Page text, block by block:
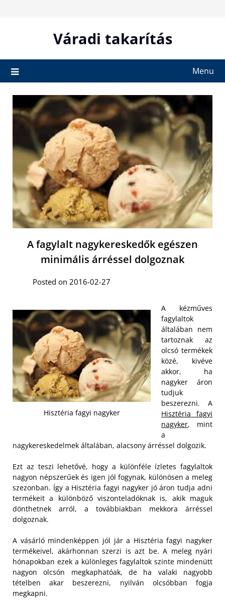
Váradi takarítás
Menu
A fagylalt nagykereskedők egészen
minimális árréssel dolgoznak
Posted on 2016-02-27
Hisztéria fagyi nagyker
A kézműves
fagylaltok
általában nem
tartoznak az
olcsó termékek
közé, kivéve
akkor, ha
nagyker áron
tudjuk
beszerezni. A
Hisztéria fagyi
nagyker, mint
a
nagykereskedelmek általában, alacsony árréssel dolgozik.
Ezt az teszi lehetővé, hogy a különféle ízletes fagylaltok
nagyon népszerűek és igen jól fogynak, különösen a meleg
szezonban. Így a Hisztéria fagyi nagyker jó áron tudja adni
termékeit a különböző viszonteladóknak is, akik maguk
dönthetnek arról, a továbbiakban mekkora árréssel
dolgoznak.
A vásárló mindenképpen jól jár a Hisztéria fagyi nagyker
termékeivel, akárhonnan szerzi is azt be. A meleg nyári
hónapokban ezek a különleges fagylaltok szinte mindenütt
nagyon olcsón megkaphatóak, de ha valaki nagyobb
tételben akar beszerezni, nyilván olcsóbban fogja
megkapni.